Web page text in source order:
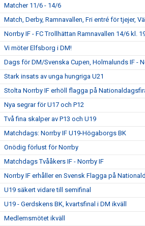
Matcher 11/6 - 14/6
Match, Derby, Ramnavallen, Fri entré för tjejer,
Norrby IF - FC Trollhättan Ramnavallen 14/6 kl.
Vi möter Elfsborg i DM!
Dags för DM/Svenska Cupen, Holmalunds IF -
Stark insats av unga hungriga U21
Stolta Norrby IF erhöll flagga på
Nya segrar för U17 och P12
Två fina skalper av P13 och U19
Matchdags: Norrby IF U19-Högaborgs BK
Onödig förlust för Norrby
Matchdags Tvååkers IF - Norrby IF
Norrby IF erhåller en Svensk Flagga på
U19 säkert vidare till semifinal
U19 - Gerdskens BK, kvartsfinal i DM ikväll
Medlemsmötet ikväll